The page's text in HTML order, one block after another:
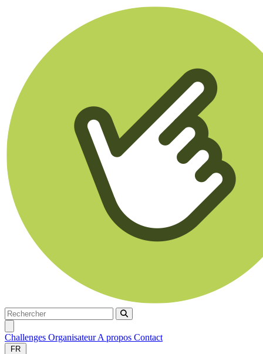
Rechercher
Rechercher
Challenges OrganisateurA propos Contact
FR